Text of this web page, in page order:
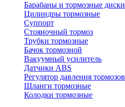
Барабаны и тормозные диски
Цилиндры тормозные
Суппорт
Стояночный тормоз
Трубки тормозные
Бачок тормозной
Вакуумный усилитель
Датчики ABS
Регулятор давления тормозов
Шланги тормозные
Колодки тормозные